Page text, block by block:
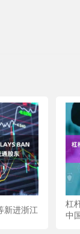
新进浙江
杠
中